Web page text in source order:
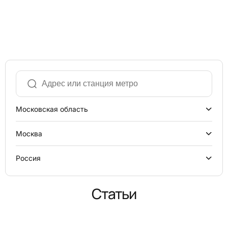
Московская область
Москва
Россия
Статьи